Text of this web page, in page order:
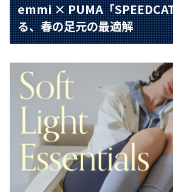
emmi × PUMA「
る、春の足元の最適解